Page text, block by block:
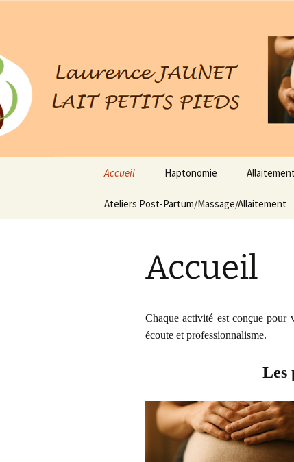
Lait
contenu
Accueil Haptonomie
Ateliers Post-Partum/Massage/Allaitement
Accueil
Chaque activité est conçue pour
écoute et professionnalisme.
Les